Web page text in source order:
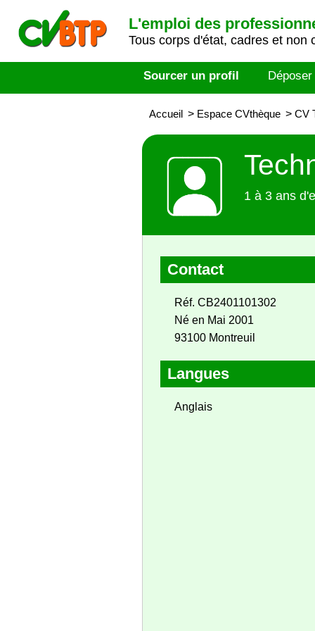
L'emploi des
Tous corps d'état, cadres et non
Sourcer un profil
Accueil > Espace CVthèque > CV
1 à 3 ans
Contact
Réf. CB2401101302
Né en Mai 2001
93100 Montreuil
Langues
Anglais